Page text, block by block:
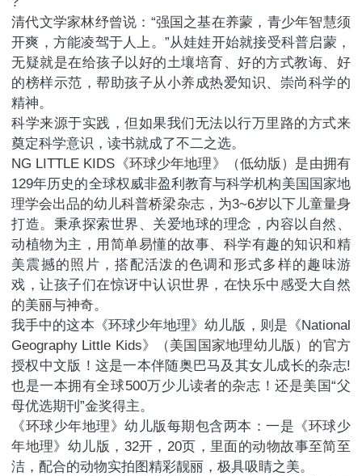
清代文学家林纾曾说：“强国之基在养蒙，青少年智慧须
开爽，方能凌驾于人上。”从娃娃开始就接受科普启蒙，
无疑就是在给孩子以好的土壤培育、好的方式教诲、好
的榜样示范，帮助孩子从小养成热爱知识、崇尚科学的
精神。
科学来源于实践，但如果我们无法以行万里路的方式来
奠定科学意识，读书就成了不二之选。
NG LITTLE KIDS《环球少年地理》（低幼版）是由拥有
129年历史的全球权威非盈利教育与科学机构美国国家地
理学会出品的幼儿科普桥梁杂志，为3~6岁以下儿童量身
打造。秉承探索世界、关爱地球的理念，内容以自然、
动植物为主，用简单易懂的故事、科学有趣的知识和精
美震撼的照片，搭配活泼的色调和形式多样的趣味游
戏，让孩子们在惊讶中认识世界，在快乐中感受大自然
的美丽与神奇。
我手中的这本《环球少年地理》幼儿版，则是《National
Geography Little Kids》（美国国家地理幼儿版）的官方
授权中文版！这是一本伴随奥巴马及其女儿成长的杂志!
也是一本拥有全球500万少儿读者的杂志！还是美国“父
母优选期刊”金奖得主。
《环球少年地理》幼儿版每期包含两本：一是《环球少
年地理》幼儿版，32开，20页，里面的动物故事至简至
洁，配合的动物实拍图精彩靓丽，极具吸睛之美。